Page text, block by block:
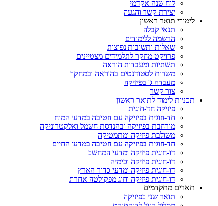
לוח שנה אקדמי
יצירת קשר והגעה
לימודי תואר ראשון
תנאי קבלה
הרשמה ללימודים
שאלות ותשובות נפוצות
פרויקט מחקר לתלמידים מצטיינים
תשתיות ומעבדות הוראה
משרות לסטודנטים בהוראה ובמחקר
מעבדה ג' בפיזיקה
צור קשר
תכניות לימוד לתואר ראשון
פיזיקה חד-חוגית
חד-חוגית בפיזיקה עם חטיבה במדעי המוח
מורחבת בפיזיקה ובהנדסת חשמל ואלקטרוניקה
משולבת פיזיקה ומתמטיקה
חד-חוגית בפיזיקה עם חטיבה במדעי החיים
דו-חוגית פיזיקה ומדעי המחשב
דו-חוגית פיזיקה וכימיה
דו-חוגית פיזיקה ומדעי כדור הארץ
דו-חוגית פיזיקה וחוג מפקולטה אחרת
תארים מתקדמים
תואר שני בפיזיקה